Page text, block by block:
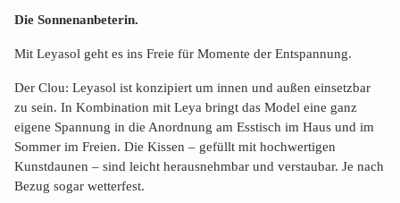
Die Sonnenanbeterin.
Mit Leyasol geht es ins Freie für Momente der Entspannung.
Der Clou: Leyasol ist konzipiert um innen und außen einsetzbar
zu sein. In Kombination mit Leya bringt das Model eine ganz
eigene Spannung in die Anordnung am Esstisch im Haus und im
Sommer im Freien. Die Kissen – gefüllt mit hochwertigen
Kunstdaunen – sind leicht herausnehmbar und verstaubar. Je nach
Bezug sogar wetterfest.